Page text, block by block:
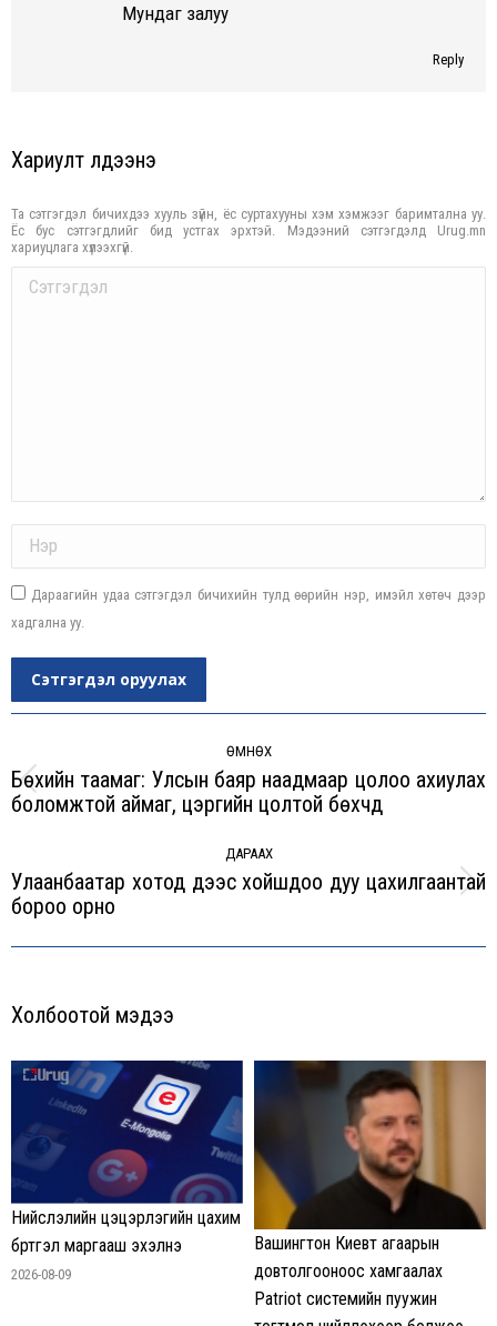
Мундаг залуу
Reply
Хариулт үлдээнэ үү
Та сэтгэгдэл бичихдээ хууль зүйн, ёс суртахууны хэм хэмжээг баримтална уу.
Ёс бус сэтгэгдлийг бид устгах эрхтэй. Мэдээний сэтгэгдэлд Urug.mn
хариуцлага хүлээхгүй.
Comment
Дараагийн удаа сэтгэгдэл бичихийн тулд өөрийн нэр, имэйл хөтөч дээр
хадгална уу.
Сэтгэгдэл оруулах
navigation
ӨМНӨХ
Previous
post:
Бөхийн таамаг: Улсын баяр наадмаар цолоо ахиулах
боломжтой аймаг, цэргийн цолтой бөхчүүд
ДАРААХ
Next
Улаанбаатар хотод үдээс хойшдоо дуу цахилгаантай
бороо орно
Холбоотой мэдээ
Нийслэлийн цэцэрлэгийн цахим
бүртгэл маргааш эхэлнэ
2026-08-09
Вашингтон Киевт агаарын
довтолгооноос хамгаалах
Patriot системийн пуужин